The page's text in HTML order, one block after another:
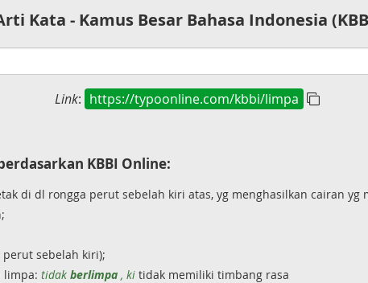
Kata - Kamus Besar Bahasa Indonesia
Link: https://typoonline.com/kbbi/limpa
KBBI Online:
di dl rongga perut sebelah kiri atas, yg menghasilkan cairan yg
sebelah kiri);
tidak berlimpa, kitidak memiliki timbang rasa